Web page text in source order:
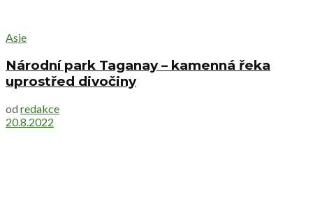
Asie
Národní park Taganay – kamenná řeka
uprostřed divočiny
od redakce
20.8.2022